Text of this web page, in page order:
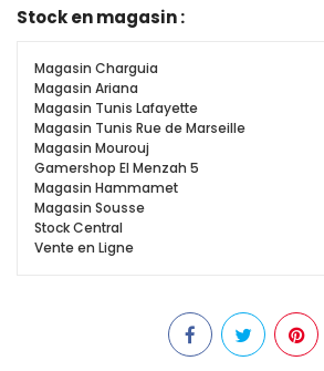
Stock en magasin :
Magasin Charguia
Magasin Ariana
Magasin Tunis Lafayette
Magasin Tunis Rue de Marseille
Magasin Mourouj
Gamershop El Menzah 5
Magasin Hammamet
Magasin Sousse
Stock Central
Vente en Ligne